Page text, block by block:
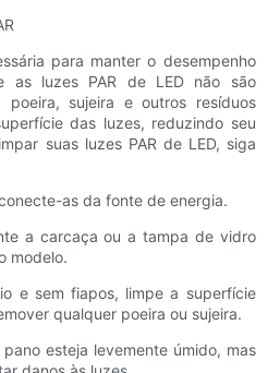
para manter o desempenho
as luzes PAR de LED não são
sujeira e outros resíduos
das luzes, reduzindo seu
suas luzes PAR de LED, siga
as da fonte de energia.
a carcaça ou a tampa de vidro
modelo.
e sem fiapos, limpe a superfície
qualquer poeira ou sujeira.
esteja levemente úmido, mas